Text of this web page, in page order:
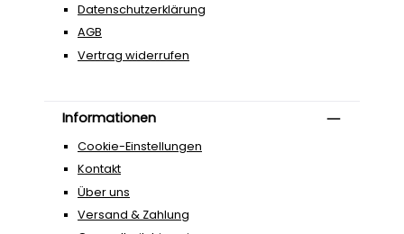
Datenschutzerklärung
AGB
Vertrag widerrufen
Informationen
Cookie-Einstellungen
Kontakt
Über uns
Versand & Zahlung